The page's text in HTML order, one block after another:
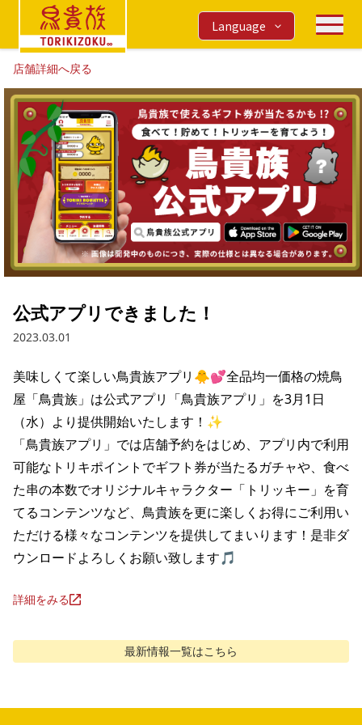
Language
店舗詳細へ戻る
公式アプリできました！
2023.03.01
美味しくて楽しい鳥貴族アプリ🐥💕全品均一価格の焼鳥
屋「鳥貴族」は公式アプリ「鳥貴族アプリ」を3月1日
（水）より提供開始いたします！✨
「鳥貴族アプリ」では店舗予約をはじめ、アプリ内で利用
可能なトリキポイントでギフト券が当たるガチャや、食べ
た串の本数でオリジナルキャラクター「トリッキー」を育
てるコンテンツなど、鳥貴族を更に楽しくお得にご利用い
ただける様々なコンテンツを提供してまいります！是非ダ
ウンロードよろしくお願い致します🎵
詳細をみる
最新情報一覧はこちら